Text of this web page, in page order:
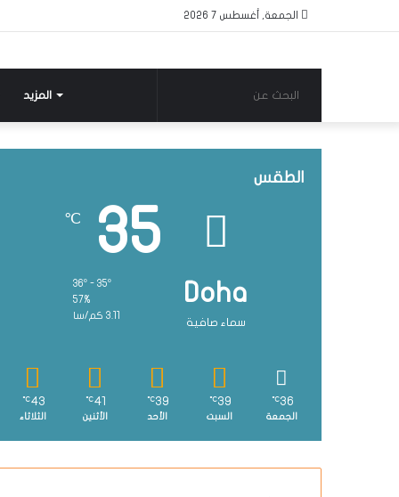
الجمعة, أغسطس 7 2026
المزيد البحث
عن
الطقس
Doha
سماء صافية
35
℃
36º - 35º
57%
3.11 كم/سا
36
℃
الجمعة
39
℃
السبت
39
℃
الأحد
41
℃
الأثنين
43
℃
الثلاثاء